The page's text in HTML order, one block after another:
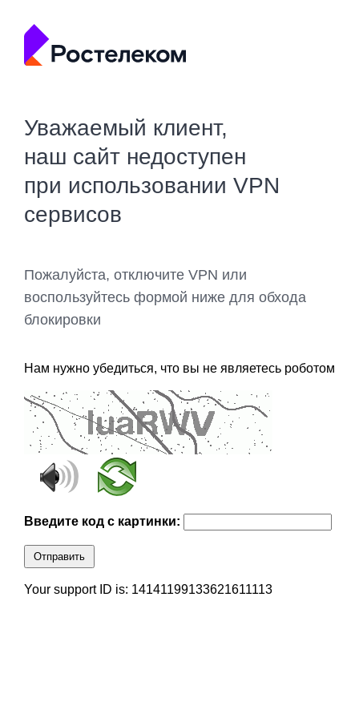
Уважаемый клиент,
наш сайт недоступен
при использовании VPN
сервисов
Пожалуйста, отключите VPN или
воспользуйтесь формой ниже для обхода
блокировки
Нам нужно убедиться, что вы не являетесь роботом
Введите код с картинки:
Отправить
Your support ID is: 14141199133621611113